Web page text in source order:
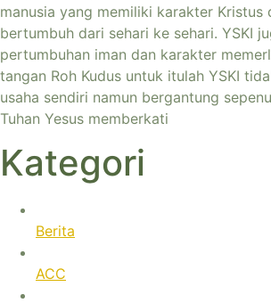
manusia yang memiliki karakter Kristus
bertumbuh dari sehari ke sehari. YSKI
pertumbuhan iman dan karakter
tangan Roh Kudus untuk itulah YSKI
usaha sendiri namun bergantung
Tuhan Yesus memberkati
Kategori
Berita
ACC